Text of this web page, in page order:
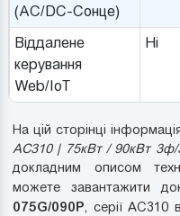
(AC/DC-Сонце)
Віддалене
керування
Web/IoT
Ні
На цій сторінці
AC310 | 75кВт / 90кВт 3ф/
докладним описом
можете завантажити
075G/090P, серії AC310